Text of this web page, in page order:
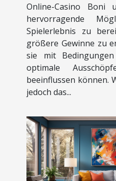
Online-Casino Boni
hervorragende
Spielerlebnis zu
größere Gewinne zu
sie mit
optimale
beeinflussen können.
jedoch das...